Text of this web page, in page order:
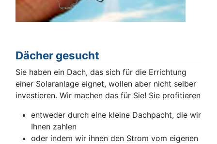
Dächer gesucht
Sie haben ein Dach, das sich für die Errichtung
einer Solaranlage eignet, wollen aber nicht selber
investieren. Wir machen das für Sie! Sie profitieren
entweder durch eine kleine Dachpacht, die wir
Ihnen zahlen
oder indem wir ihnen den Strom vom eigenen